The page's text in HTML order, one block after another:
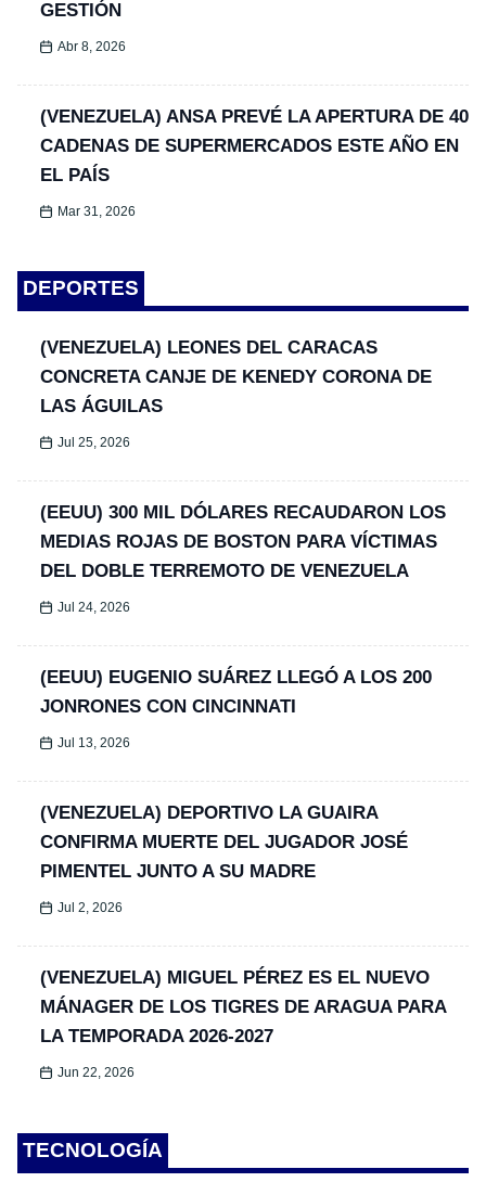
GESTIÓN
Abr 8, 2026
(VENEZUELA) ANSA PREVÉ LA APERTURA DE 40
CADENAS DE SUPERMERCADOS ESTE AÑO EN
EL PAÍS
Mar 31, 2026
DEPORTES
(VENEZUELA) LEONES DEL CARACAS
CONCRETA CANJE DE KENEDY CORONA DE
LAS ÁGUILAS
Jul 25, 2026
(EEUU) 300 MIL DÓLARES RECAUDARON LOS
MEDIAS ROJAS DE BOSTON PARA VÍCTIMAS
DEL DOBLE TERREMOTO DE VENEZUELA
Jul 24, 2026
(EEUU) EUGENIO SUÁREZ LLEGÓ A LOS 200
JONRONES CON CINCINNATI
Jul 13, 2026
(VENEZUELA) DEPORTIVO LA GUAIRA
CONFIRMA MUERTE DEL JUGADOR JOSÉ
PIMENTEL JUNTO A SU MADRE
Jul 2, 2026
(VENEZUELA) MIGUEL PÉREZ ES EL NUEVO
MÁNAGER DE LOS TIGRES DE ARAGUA PARA
LA TEMPORADA 2026-2027
Jun 22, 2026
TECNOLOGÍA